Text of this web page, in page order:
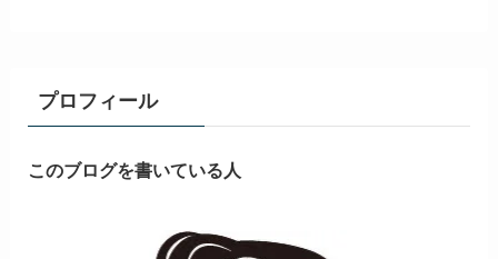
プロフィール
このブログを書いている人